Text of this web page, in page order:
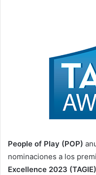
People of Play (POP)
nominaciones a los
Excellence 2023 (TAGIE)